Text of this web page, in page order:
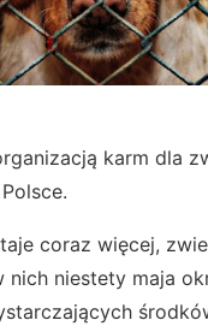
karm dla
coraz więcej,
nich niestety maja